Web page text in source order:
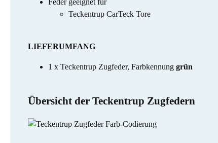
Feder geeignet für
Teckentrup CarTeck Tore
LIEFERUMFANG
1 x Teckentrup Zugfeder, Farbkennung grün
Übersicht der Teckentrup Zugfedern